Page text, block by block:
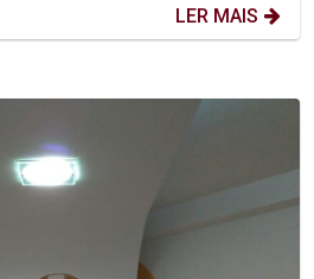
LER MAIS